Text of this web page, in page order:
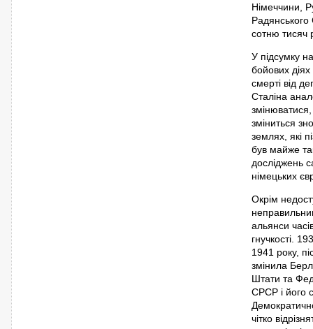
Німеччини,
Радянського
сотню тисяч
У підсумку
бойових
смерті від
Сталіна
зміниться
землях, які
був майже
досліджень
німецьких
Окрім
альянси
гнучкості.
1941 року,
змінила
Штати та
СРСР і його
чітко